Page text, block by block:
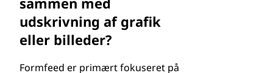
udskrivning af grafik
eller billeder?
Formfeed er primært fokuseret på